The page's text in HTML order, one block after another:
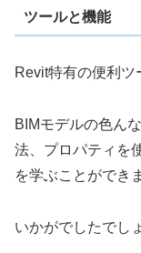
ツールと機能
Revit特有の便利ツ
BIMモデルの色ん
法、プロパティを
を学ぶことができ
いかがでしたでし